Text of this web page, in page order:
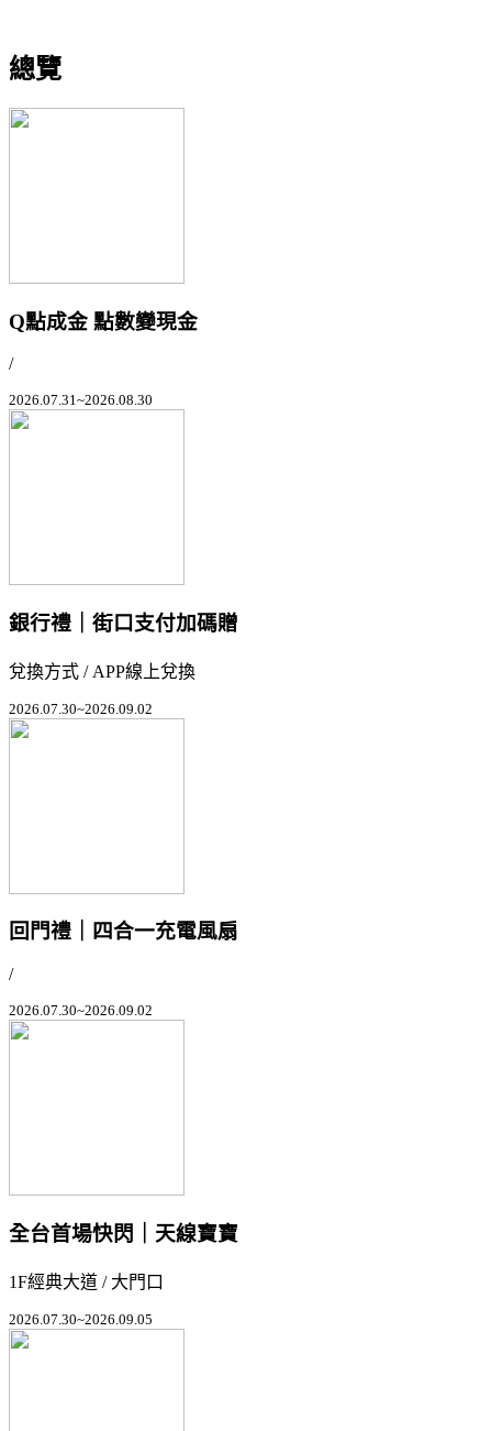
總覽
Q點成金 點數變現金
/
2026.07.31~2026.08.30
銀行禮｜街口支付加碼贈
兌換方式 / APP線上兌換
2026.07.30~2026.09.02
回門禮｜四合一充電風扇
/
2026.07.30~2026.09.02
全台首場快閃｜天線寶寶
1F經典大道 / 大門口
2026.07.30~2026.09.05